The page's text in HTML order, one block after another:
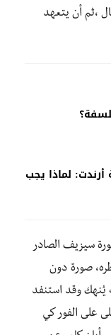
،ثم أن يتعهد
لماذا يجب
سيزيف الصادر
نظره، صورة دون
يُنهك وقد استنفد
على الفور كي